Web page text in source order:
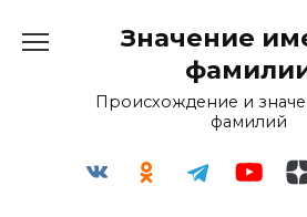
Значение
Происхождение и
фамилий